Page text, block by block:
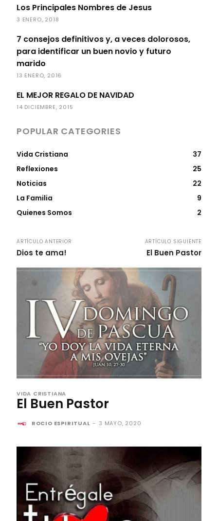
Los Principales Nombres de Jesus
3 ENERO, 2018
7 consejos definitivos y, a veces dolorosos,
para identificar un buen novio y futuro
marido
13 ENERO, 2016
EL MEJOR REGALO DE NAVIDAD
14 DICIEMBRE, 2015
POPULAR CATEGORIES
Vida Cristiana
37
Reflexiones
25
Noticias
22
La Familia
9
Quienes Somos
2
ARTÍCULO ANTERIOR
Dios te ama!
ARTÍCULO SIGUIENTE
El Buen Pastor
VIDA CRISTIANA
El Buen Pastor
ROCIO ESPIRITUAL - 3 MAYO, 2020